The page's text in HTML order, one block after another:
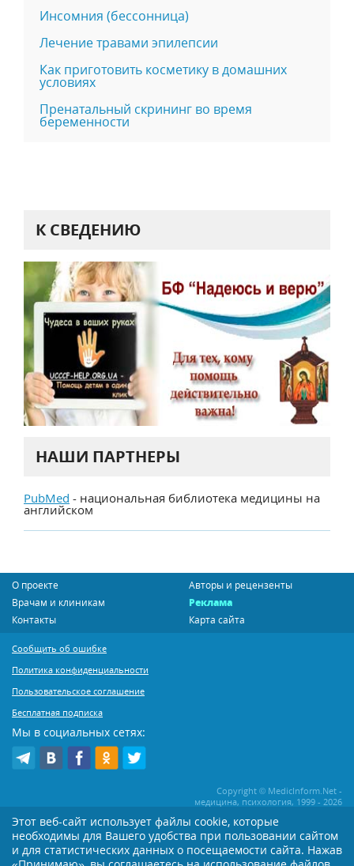
Инсомния (бессонница)
Лечение травами эпилепсии
Как приготовить косметику в домашних
условиях
Пренатальный скрининг во время
беременности
К СВЕДЕНИЮ
НАШИ ПАРТНЕРЫ
PubMed - национальная библиотека медицины на
английском
О проекте
Авторы и рецензенты
Врачам и клиникам
Реклама
Контакты
Карта сайта
Сообщить об ошибке
Политика конфиденциальности
Пользовательское соглашение
Бесплатная подписка
Мы в социальных сетях:
Copyright © MedicInform.Net -
медицина, психология, 1999 - 2026
Копирование или иное распространение статей нашего сайта строго
воспрещается. Копирование раздела "Новости" допускается при наличии
активной открытой для поисковиков ссылки на MedicInform.Net
Этот веб-сайт использует файлы cookie, которые
необходимы для Вашего удобства при пользовании сайтом
и для статистических данных о посещаемости сайта. Нажав